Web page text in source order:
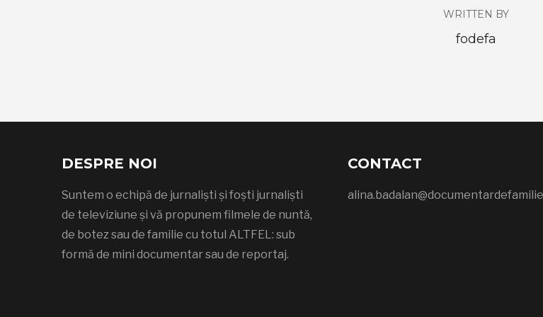
WRITTEN BY
fodefa
DESPRE NOI
Suntem o echipă de jurnaliști și foști jurnaliști
de televiziune și vă propunem filmele de nuntă,
de botez sau de familie cu totul ALTFEL: sub
formă de mini documentar sau de reportaj.
CONTACT